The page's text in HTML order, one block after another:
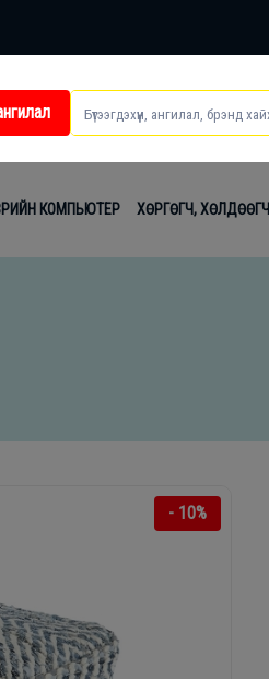
КОМПЬЮТЕР ХӨРГӨГЧ, ХӨЛДӨӨГЧ
- 10%